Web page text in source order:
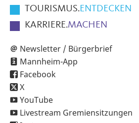
TOURISMUS.ENTDECKEN
KARRIERE.MACHEN
Newsletter / Bürgerbrief
Mannheim-App
Facebook
X
YouTube
Livestream Gremiensitzungen